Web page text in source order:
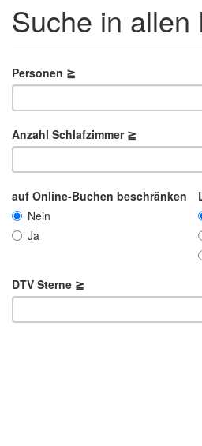
Suche in allen
Personen ≧
Anzahl Schlafzimmer ≧
auf Online-Buchen beschränken
Nein
Ja
DTV Sterne ≧